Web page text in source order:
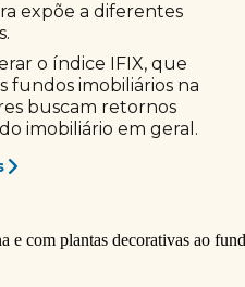
expõe a diferentes
o índice IFIX, que
fundos imobiliários na
buscam retornos
imobiliário em geral.